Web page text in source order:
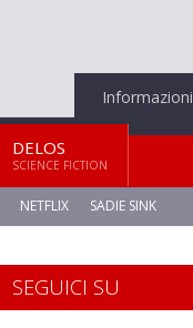
Informazioni
DELOS
SCIENCE FICTION
NETFLIX SADIE SINK
SEGUICI SU